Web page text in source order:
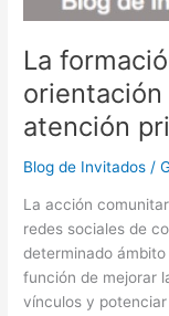
La
atención
Blog de Invitados /
La acción
redes sociales de
determinado
función de mejorar
vínculos y